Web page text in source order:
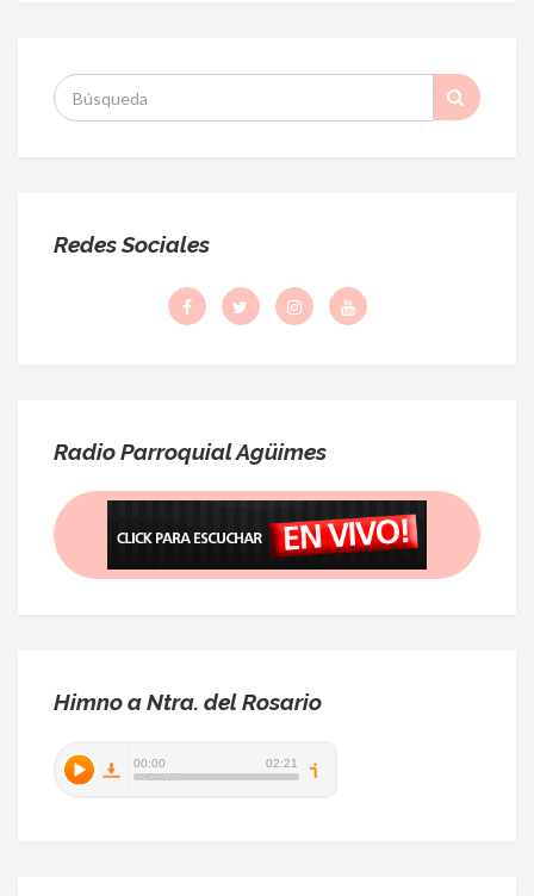
S
:
Redes Sociales
Radio Parroquial Agüimes
Himno a Ntra. del Rosario